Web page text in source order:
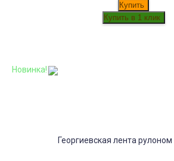
Купить
Новинка!